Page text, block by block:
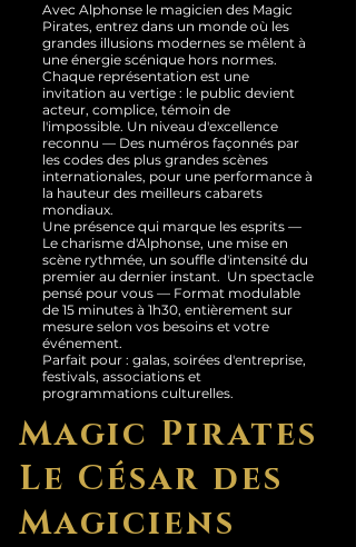
Avec Alphonse le magicien des Magic
Pirates, entrez dans un monde où les
grandes illusions modernes se mêlent à
une énergie scénique hors normes.
Chaque représentation est une
invitation au vertige : le public devient
acteur, complice, témoin de
l'impossible. Un niveau d'excellence
reconnu — Des numéros façonnés par
les codes des plus grandes scènes
internationales, pour une performance à
la hauteur des meilleurs cabarets
mondiaux.
Une présence qui marque les esprits —
Le charisme d'Alphonse, une mise en
scène rythmée, un souffle d'intensité du
premier au dernier instant. Un spectacle
pensé pour vous — Format modulable
de 15 minutes à 1h30, entièrement sur
mesure selon vos besoins et votre
événement.
Parfait pour : galas, soirées d'entreprise,
festivals, associations et
programmations culturelles.
Magic Pirates
Le César des
Magiciens